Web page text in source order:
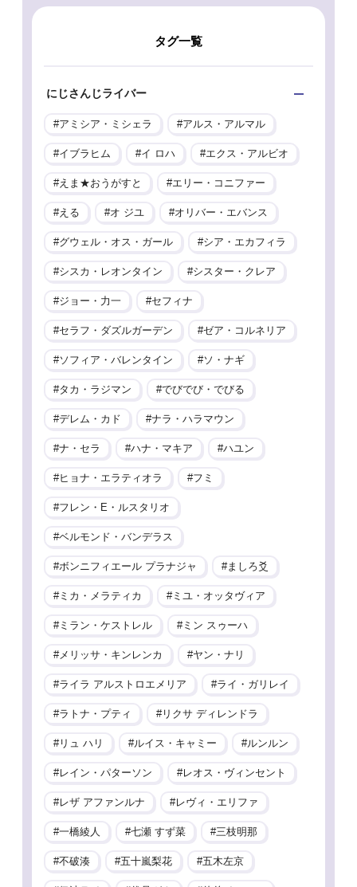
タグ一覧
にじさんじライバー
アミシア・ミシェラ アルス・アルマル
イブラヒム イ ロハ エクス・アルビオ
えま★おうがすと エリー・コニファー
える オ ジユ オリバー・エバンス
グウェル・オス・ガール シア・エカフィラ
シスカ・レオンタイン シスター・クレア
ジョー・力一 セフィナ
セラフ・ダズルガーデン ゼア・コルネリア
ソフィア・バレンタイン ソ・ナギ
タカ・ラジマン でびでび・でびる
デレム・カド ナラ・ハラマウン
ナ・セラ ハナ・マキア ハユン
ヒョナ・エラティオラ フミ
フレン・E・ルスタリオ
ベルモンド・バンデラス
ボンニフィエール プラナジャ ましろ爻
ミカ・メラティカ ミユ・オッタヴィア
ミラン・ケストレル ミン スゥーハ
メリッサ・キンレンカ ヤン・ナリ
ライラ アルストロエメリア ライ・ガリレイ
ラトナ・プティ リクサ ディレンドラ
リュ ハリ ルイス・キャミー ルンルン
レイン・パターソン レオス・ヴィンセント
レザ アファンルナ レヴィ・エリファ
一橋綾人 七瀬 すず菜 三枝明那
不破湊 五十嵐梨花 五木左京